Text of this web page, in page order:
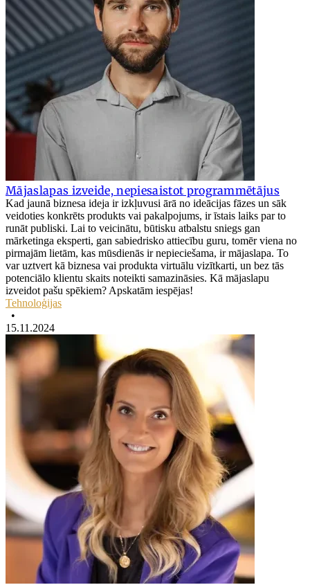
Mājaslapas izveide, nepiesaistot programmētājus
Kad jaunā biznesa ideja ir izkļuvusi ārā no ideācijas fāzes un sāk
veidoties konkrēts produkts vai pakalpojums, ir īstais laiks par to
runāt publiski. Lai to veicinātu, būtisku atbalstu sniegs gan
mārketinga eksperti, gan sabiedrisko attiecību guru, tomēr viena no
pirmajām lietām, kas mūsdienās ir nepieciešama, ir mājaslapa. To
var uztvert kā biznesa vai produkta virtuālu vizītkarti, un bez tās
potenciālo klientu skaits noteikti samazināsies. Kā mājaslapu
izveidot pašu spēkiem? Apskatām iespējas!
Tehnoloģijas
•
15.11.2024